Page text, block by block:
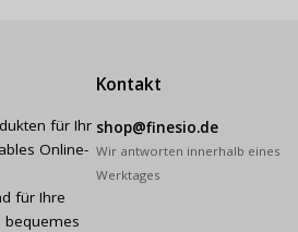
für Ihr
Online-
für Ihre
bequemes
Kontakt
shop@finesio.de
Wir antworten innerhalb eines
Werktages